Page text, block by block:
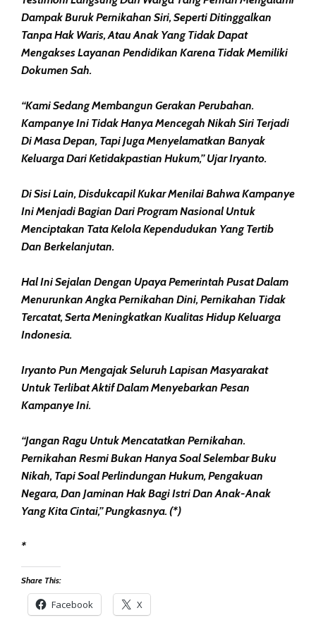
Dampak Buruk Pernikahan Siri, Seperti Ditinggalkan
Tanpa Hak Waris, Atau Anak Yang Tidak Dapat
Mengakses Layanan Pendidikan Karena Tidak Memiliki
Dokumen Sah.
“Kami Sedang Membangun Gerakan Perubahan.
Kampanye Ini Tidak Hanya Mencegah Nikah Siri Terjadi
Di Masa Depan, Tapi Juga Menyelamatkan Banyak
Keluarga Dari Ketidakpastian Hukum,” Ujar Iryanto.
Di Sisi Lain, Disdukcapil Kukar Menilai Bahwa Kampanye
Ini Menjadi Bagian Dari Program Nasional Untuk
Menciptakan Tata Kelola Kependudukan Yang Tertib
Dan Berkelanjutan.
Hal Ini Sejalan Dengan Upaya Pemerintah Pusat Dalam
Menurunkan Angka Pernikahan Dini, Pernikahan Tidak
Tercatat, Serta Meningkatkan Kualitas Hidup Keluarga
Indonesia.
Iryanto Pun Mengajak Seluruh Lapisan Masyarakat
Untuk Terlibat Aktif Dalam Menyebarkan Pesan
Kampanye Ini.
“Jangan Ragu Untuk Mencatatkan Pernikahan.
Pernikahan Resmi Bukan Hanya Soal Selembar Buku
Nikah, Tapi Soal Perlindungan Hukum, Pengakuan
Negara, Dan Jaminan Hak Bagi Istri Dan Anak-Anak
Yang Kita Cintai,” Pungkasnya. (*)
*
Share This:
Facebook X